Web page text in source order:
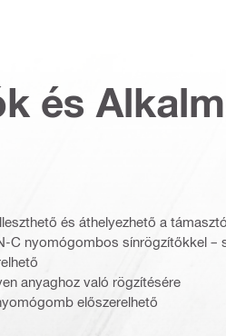
és
és áthelyezhető a
C nyomógombos sínrögzítőkkel –
anyaghoz való rögzítésére
előszerelhető